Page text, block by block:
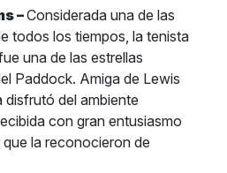
–Considerada una de las
todos los tiempos, la tenista
una de las estrellas
Paddock. Amiga de Lewis
disfrutó del ambiente
con gran entusiasmo
la reconocieron de